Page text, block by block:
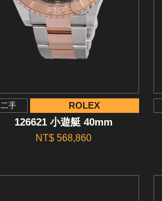
二手 ROLEX
126621 小遊艇 40mm
NT$ 568,860